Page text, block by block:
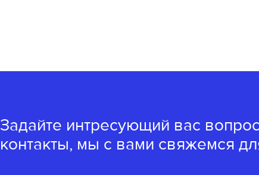
Задайте интресующий вас
контакты, мы с вами свяжемся